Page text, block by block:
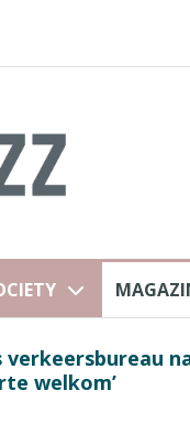
verkeersbureau
welkom’